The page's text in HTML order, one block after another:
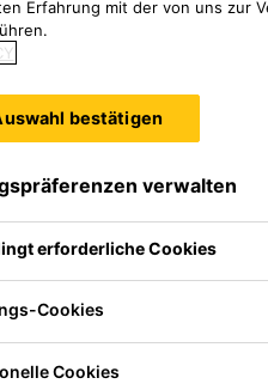
Erfahrung mit der von uns zur
bestätigen
verwalten
erforderliche Cookies
Cookies
Cookies